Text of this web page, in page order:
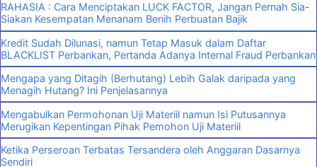
RAHASIA : Cara Menciptakan LUCK FACTOR, Jangan Pernah Sia-
Siakan Kesempatan Menanam Benih Perbuatan Bajik
Kredit Sudah Dilunasi, namun Tetap Masuk dalam Daftar
BLACKLIST Perbankan, Pertanda Adanya Internal Fraud Perbankan
Mengapa yang Ditagih (Berhutang) Lebih Galak daripada yang
Menagih Hutang? Ini Penjelasannya
Mengabulkan Permohonan Uji Materiil namun Isi Putusannya
Merugikan Kepentingan Pihak Pemohon Uji Materiil
Ketika Perseroan Terbatas Tersandera oleh Anggaran Dasarnya
Sendiri